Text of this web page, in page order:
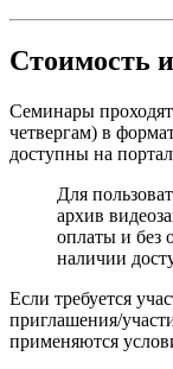
Стоимость
Семинары
четвергам) в
доступны на
Для
архив
оплаты и без
наличии
Если требуется
приглашения/
применяются